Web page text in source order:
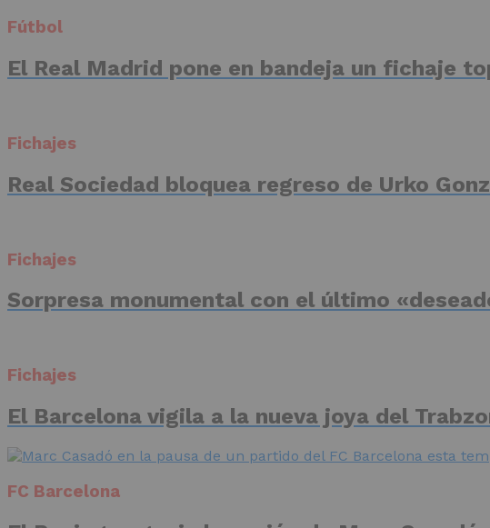
Fútbol
El Real Madrid pone en bandeja un fichaje
Fichajes
Real Sociedad bloquea regreso de Urko
Fichajes
Sorpresa monumental con el último
Fichajes
El Barcelona vigila a la nueva joya del
FC Barcelona